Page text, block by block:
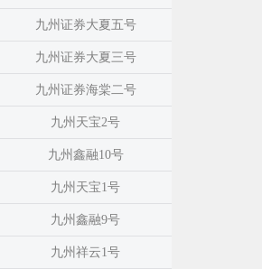
九州证券大夏五号
九州证券大夏三号
九州证券海棠二号
九州天宝2号
九州鑫融10号
九州天宝1号
九州鑫融9号
九州祥云1号